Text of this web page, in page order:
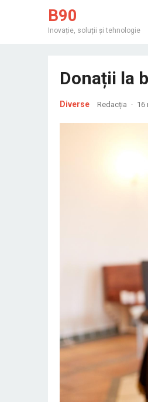
B90
Inovație, soluții și tehnologie
Donații la
Diverse Redacția · 16